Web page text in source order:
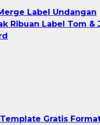
Label Undangan
Ribuan Label Tom &
Gratis